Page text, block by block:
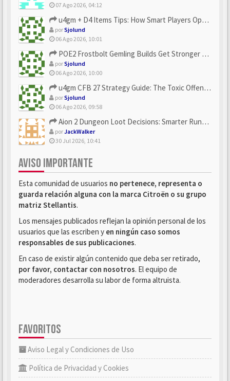
07 Ago 2026, 04:12
u4gm + D4 Items Tips: How Smart Players Optimize Gear, Build...
porSjolund
06 Ago 2026, 10:01
POE2 Frostbolt Gemling Builds Get Stronger With u4gm’s Ice C...
porSjolund
06 Ago 2026, 10:00
u4gm CFB 27 Strategy Guide: The Toxic Offensive Scheme Your ...
porSjolund
06 Ago 2026, 09:58
Aion 2 Dungeon Loot Decisions: Smarter Runs With U4N
porJackWalker
30 Jul 2026, 10:41
AVISO IMPORTANTE
Esta comunidad de usuarios no pertenece, representa o
guarda relación alguna con la marca Citroën o su grupo
matriz Stellantis.
Los mensajes publicados reflejan la opinión personal de los
usuarios que las escriben y en ningún caso somos
responsables de sus publicaciones.
En caso de existir algún contenido que deba ser retirado,
por favor, contactar con nosotros. El equipo de
moderadores desarrolla su labor de forma altruista.
FAVORITOS
Aviso Legal y Condiciones de Uso
Política de Privacidad y Cookies